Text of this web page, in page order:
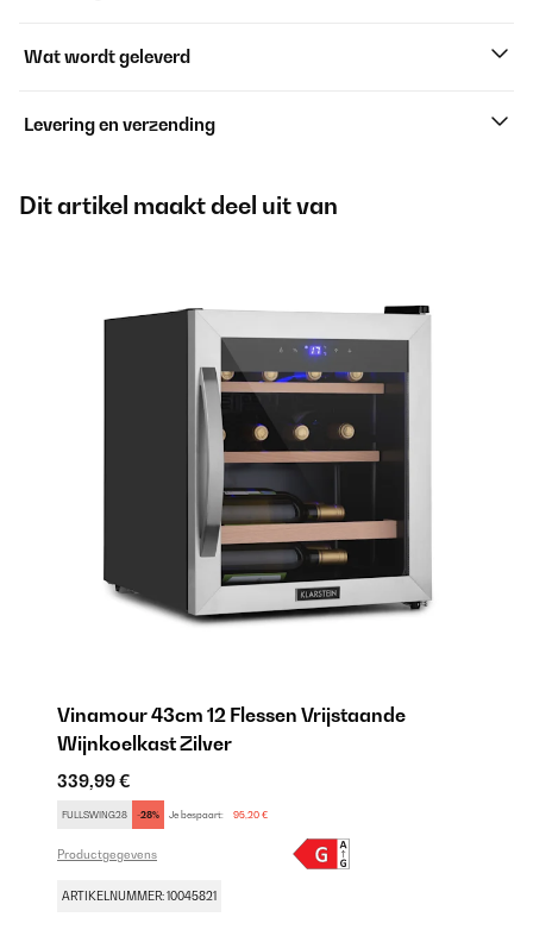
Wat wordt geleverd
Levering en verzending
Dit artikel maakt deel uit van
Vinamour 43cm 12 Flessen Vrijstaande
Wijnkoelkast Zilver
339,99 €
FULLSWING28 -28% Je bespaart: 95,20 €
Productgegevens
ARTIKELNUMMER: 10045821